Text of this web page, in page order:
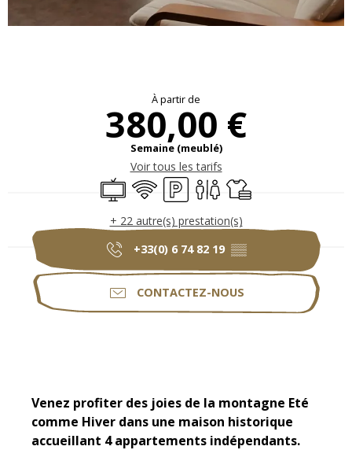
Ouverture et coordonnées
À partir de
380,00 €
Semaine (meublé)
Voir tous les tarifs
Télévision
WiFi ParkingToilettesDraps et linge
+ 22 autre(s) prestation(s)
+33(0) 6 74 82 19 ▒▒
CONTACTEZ-NOUS
Venez profiter des joies de la montagne Eté
comme Hiver dans une maison historique
accueillant 4 appartements indépendants.